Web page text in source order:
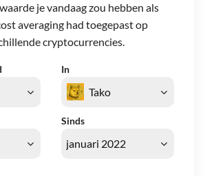
je vandaag zou hebben als
averaging had toegepast op
cryptocurrencies.
In
Sinds